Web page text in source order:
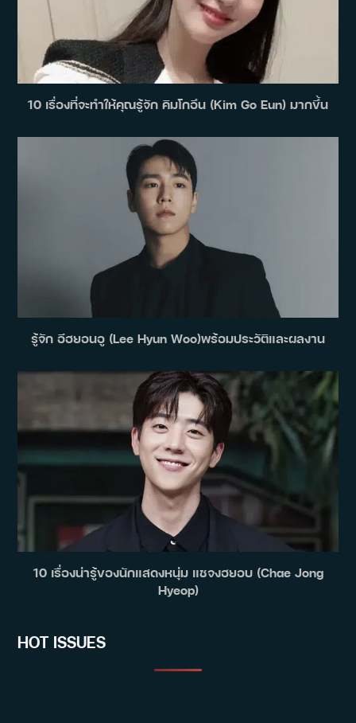
10 เรื่องที่จะทำให้คุณรู้จัก คิมโกอึน (Kim Go Eun) มากขึ้น
รู้จัก อีฮยอนอู (Lee Hyun Woo)พร้อมประวัติและผลงาน
10 เรื่องน่ารู้ของนักแสดงหนุ่ม แชจงฮยอบ (Chae Jong
Hyeop)
HOT ISSUES